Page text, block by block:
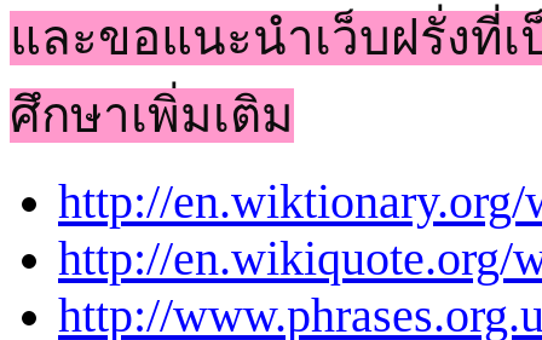
และขอแนะนำเว็บฝรั่งที่
ศึกษาเพิ่มเติม
http://
http://en.wikiquote.org/
http://